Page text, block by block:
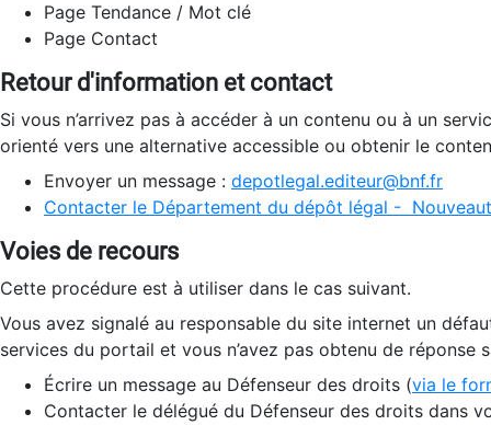
Page Tendance / Mot clé
Page Contact
Retour d'information et contact
Si vous n’arrivez pas à accéder à un contenu ou à un
orienté vers une alternative accessible ou obtenir le
Envoyer un message : depotlegal.editeur@bnf.fr
Contacter le Département du dépôt légal -
Voies de recours
Cette procédure est à utiliser dans le cas suivant.
Vous avez signalé au responsable du site internet un
services du portail et vous n’avez pas obtenu de réponse
Écrire un message au Défenseur des droits (via le
Contacter le délégué du Défenseur des droits dans